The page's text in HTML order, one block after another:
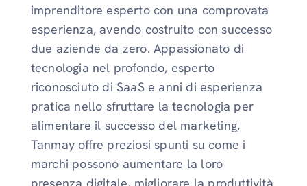
imprenditore esperto con una comprovata
esperienza, avendo costruito con successo
due aziende da zero. Appassionato di
tecnologia nel profondo, esperto
riconosciuto di SaaS e anni di esperienza
pratica nello sfruttare la tecnologia per
alimentare il successo del marketing,
Tanmay offre preziosi spunti su come i
marchi possono aumentare la loro